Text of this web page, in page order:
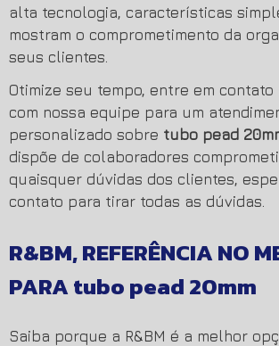
alta tecnologia, características
mostram o comprometimento da
seus clientes.
Otimize seu tempo, entre em contato
com nossa equipe para um
personalizado sobre tubo pead
dispõe de colaboradores
quaisquer dúvidas dos clientes,
contato para tirar todas as dúvidas.
R&BM, REFERÊNCIA NO
PARAtubo pead 20mm
Saiba porque a R&BM é a melhor